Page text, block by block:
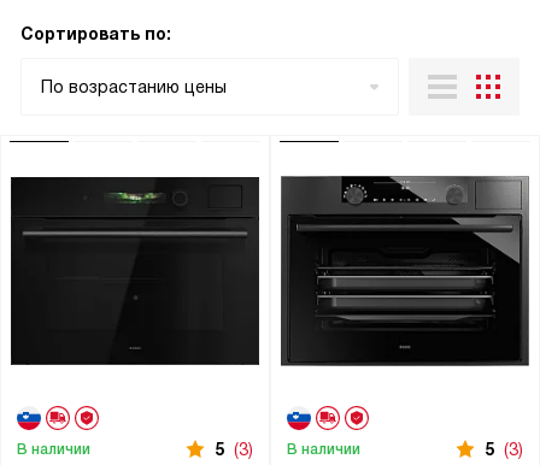
Сортировать по:
По возрастанию цены
В наличии 5 (3) В наличии 5 (3)